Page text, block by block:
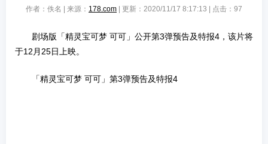
作者：佚名 | 来源： 178.com | 更新：2020/11/17 8:17:13 | 点击： 97
剧场版「精灵宝可梦 可可」公开第3弹预告及特报4，该片将
于12月25日上映。
「精灵宝可梦 可可」第3弹预告及特报4